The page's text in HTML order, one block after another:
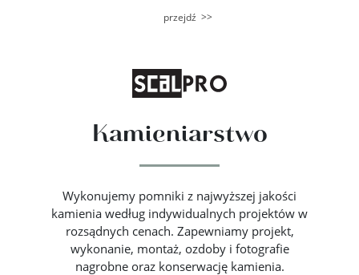
przejdź >>
Kamieniarstwo
Wykonujemy pomniki z najwyższej jakości
kamienia według indywidualnych projektów w
rozsądnych cenach. Zapewniamy projekt,
wykonanie, montaż, ozdoby i fotografie
nagrobne oraz konserwację kamienia.